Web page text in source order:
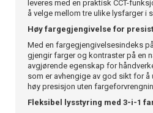
leveres med en praktisk CCT-
å velge mellom tre ulike lysfarger i
Høy fargegjengivelse for
Med en fargegjengivelsesindeks
gjengir farger og kontraster på en
avgjørende egenskap for
som er avhengige av god sikt for
høy presisjon uten
Fleksibel lysstyring med 3-i-1